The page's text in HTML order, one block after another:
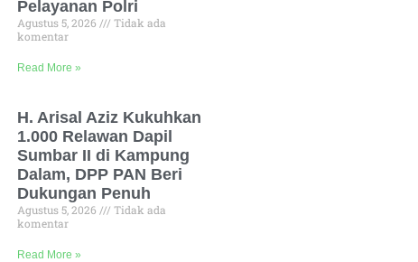
Pelayanan Polri
Agustus 5, 2026
Tidak ada
komentar
Read More »
H. Arisal Aziz Kukuhkan
1.000 Relawan Dapil
Sumbar II di Kampung
Dalam, DPP PAN Beri
Dukungan Penuh
Agustus 5, 2026
Tidak ada
komentar
Read More »